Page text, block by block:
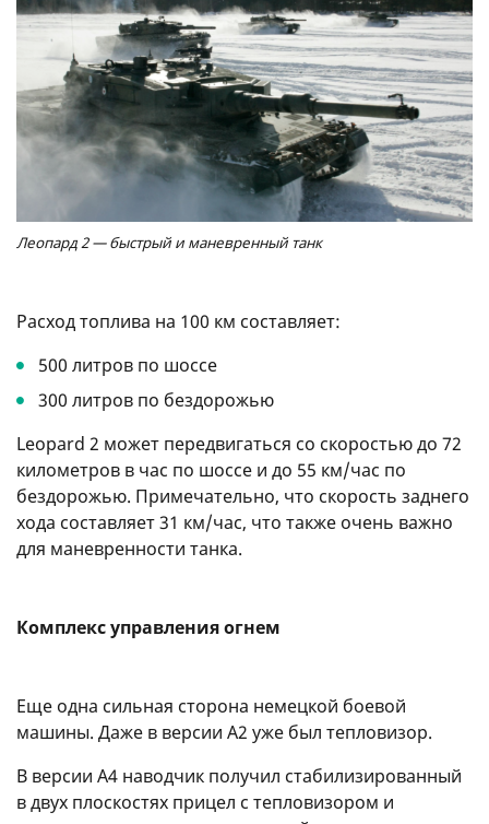
Леопард 2 — быстрый и маневренный танк
Расход топлива на 100 км составляет:
500 литров по шоссе
300 литров по бездорожью
Leopard 2 может передвигаться со скоростью до 72
километров в час по шоссе и до 55 км/час по
бездорожью. Примечательно, что скорость заднего
хода составляет 31 км/час, что также очень важно
для маневренности танка.
Комплекс управления огнем
Еще одна сильная сторона немецкой боевой
машины. Даже в версии A2 уже был тепловизор.
В версии А4 наводчик получил стабилизированный
в двух плоскостях прицел с тепловизором и